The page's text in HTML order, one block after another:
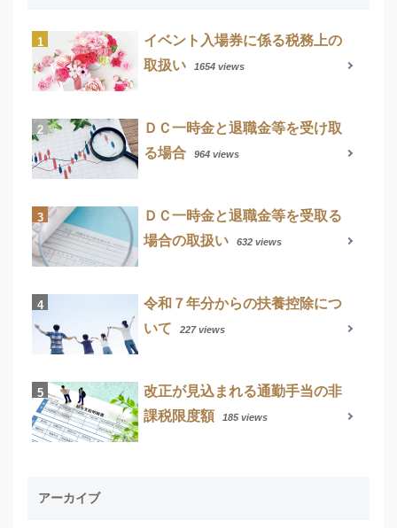
イベント入場券に係る税務上の
取扱い
1654 views
ＤＣ一時金と退職金等を受け取
る場合
964 views
ＤＣ一時金と退職金等を受取る
場合の取扱い
632 views
令和７年分からの扶養控除につ
いて
227 views
改正が見込まれる通勤手当の非
課税限度額
185 views
アーカイブ